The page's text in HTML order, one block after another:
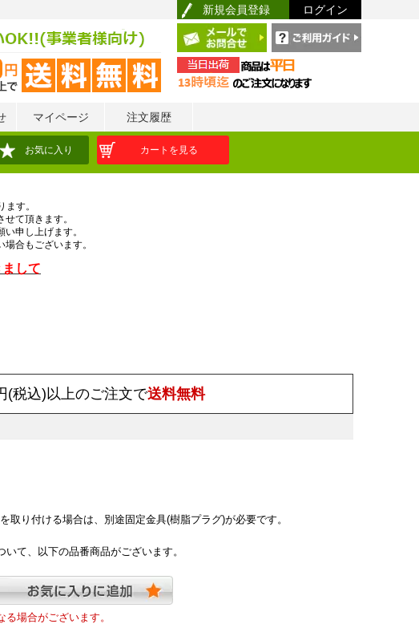
新規会員登録 ログイン
マイページ 注文履歴
お気に入り カートを見る
す。
て頂きます。
申し上げます。
合もございます。
して
(税込)以上のご注文で送料無料
取り付ける場合は、別途固定金具(樹脂プラグ)が必要です。
て、以下の品番商品がございます。
場合がございます。